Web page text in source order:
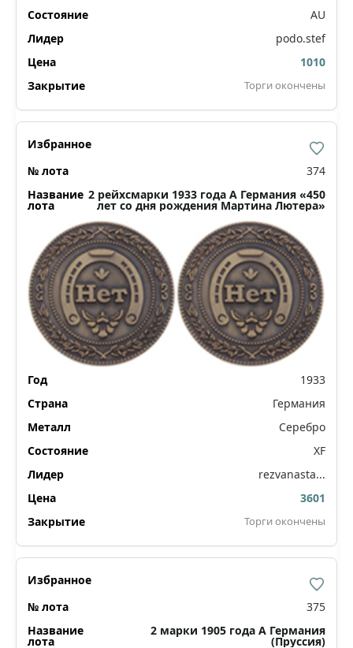
AU
podo.stef
1010
Торги окончены
374
2 рейхсмарки 1933 года А Германия «450
лет со дня рождения Мартина Лютера»
1933
Германия
Серебро
XF
rezvanasta...
3601
Торги окончены
375
2 марки 1905 года А Германия
(Пруссия)